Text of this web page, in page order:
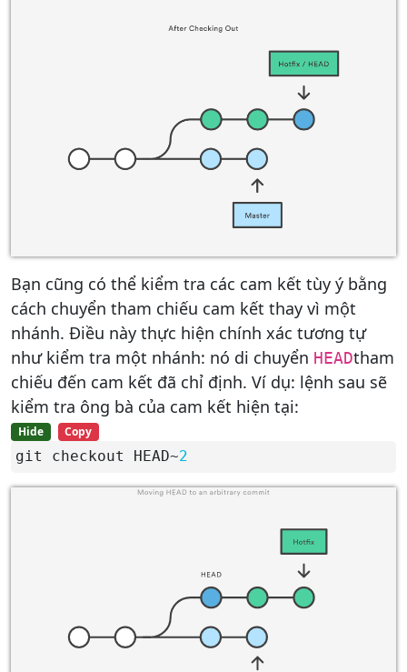
Bạn cũng có thể kiểm tra các cam kết tùy ý bằng
cách chuyển tham chiếu cam kết thay vì một
nhánh. Điều này thực hiện chính xác tương tự
như kiểm tra một nhánh: nó di chuyển HEADtham
chiếu đến cam kết đã chỉ định. Ví dụ: lệnh sau sẽ
kiểm tra ông bà của cam kết hiện tại:
Hide Copy
git checkout HEAD~2